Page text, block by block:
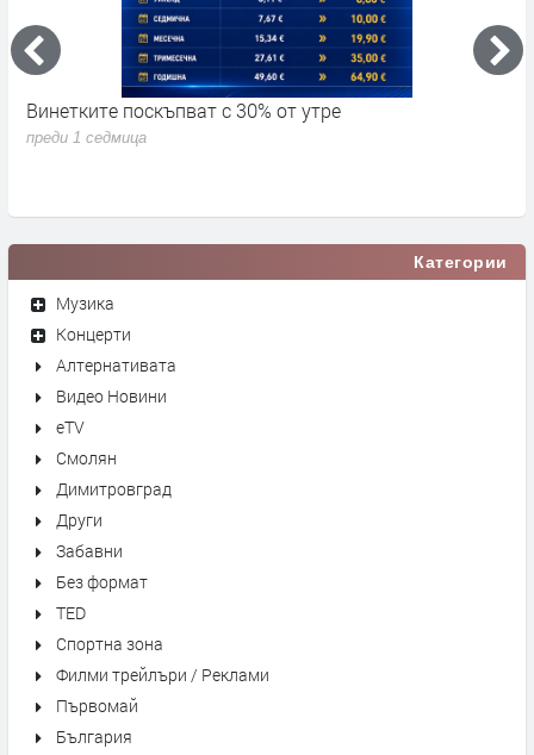
Винетките поскъпват с 30% от утре
преди 1 седмица
Категории
Музика
Концерти
Алтернативата
Видео Новини
eTV
Смолян
Димитровград
Други
Забавни
Без формат
TED
Спортна зона
Филми трейлъри / Реклами
Първомай
България